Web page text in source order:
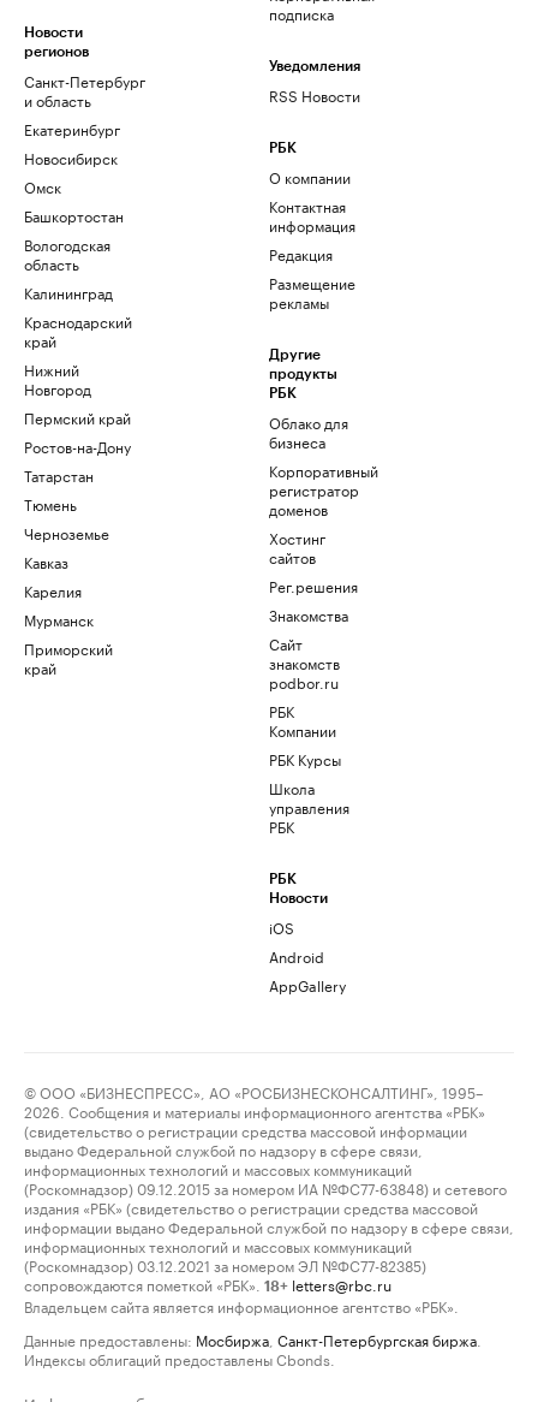
Новости
регионов
Санкт-Петербург
и область
Екатеринбург
Новосибирск
Омск
Башкортостан
Вологодская
область
Калининград
Краснодарский
край
Нижний
Новгород
Пермский край
Ростов-на-Дону
Татарстан
Тюмень
Черноземье
Кавказ
Карелия
Мурманск
Приморский
край
подписка
Уведомления
RSS Новости
РБК
О компании
Контактная
информация
Редакция
Размещение
рекламы
Другие
продукты
РБК
Облако для
бизнеса
Корпоративный
регистратор
доменов
Хостинг
сайтов
Рег.решения
Знакомства
Сайт
знакомств
podbor.ru
РБК
Компании
РБК Курсы
Школа
управления
РБК
РБК
Новости
iOS
Android
AppGallery
© ООО «БИЗНЕСПРЕСС», АО «РОСБИЗНЕСКОНСАЛТИНГ», 1995–
2026. Сообщения и материалы информационного агентства «РБК»
(свидетельство о регистрации средства массовой информации
выдано Федеральной службой по надзору в сфере связи,
информационных технологий и массовых коммуникаций
(Роскомнадзор) 09.12.2015 за номером ИА №ФС77-63848) и сетевого
издания «РБК» (свидетельство о регистрации средства массовой
информации выдано Федеральной службой по надзору в сфере связи,
информационных технологий и массовых коммуникаций
(Роскомнадзор) 03.12.2021 за номером ЭЛ №ФС77-82385)
сопровождаются пометкой «РБК».
18+ letters@rbc.ru
Владельцем сайта является информационное агентство «РБК».
Данные предоставлены: Мосбиржа Санкт-Петербургская биржа
Индексы облигаций предоставлены Cbonds.